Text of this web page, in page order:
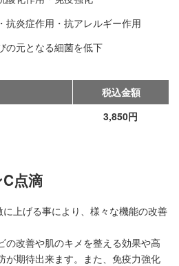
抗炎症作用・抗アレルギー作用
の元となる細菌を低下
税込金額
3,850円
点滴
上げる事により、様々な機能の改善
の改善や肌のキメを整える効果や高
が期待出来ます。また、免疫力強化